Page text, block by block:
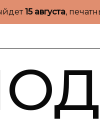
15 августа,